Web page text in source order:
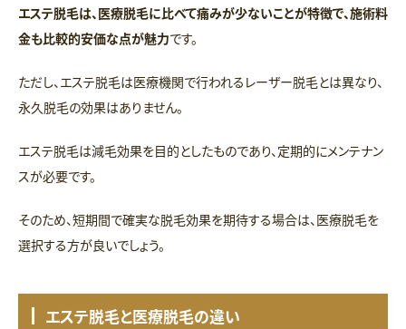
エステ脱毛は、医療脱毛に比べて痛みが少ないことが特徴で、施術料
金も比較的安価な点が魅力です。
ただし、エステ脱毛は医療機関で行われるレーザー脱毛とは異なり、
永久脱毛の効果はありません。
エステ脱毛は減毛効果を目的としたものであり、定期的にメンテナン
スが必要です。
そのため、短期間で確実な脱毛効果を期待する場合は、医療脱毛を
選択する方が良いでしょう。
エステ脱毛と医療脱毛の違い